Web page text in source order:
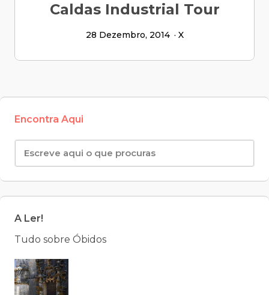
Caldas Industrial Tour
28 Dezembro, 2014 X
Encontra Aqui
A Ler!
Tudo sobre Óbidos